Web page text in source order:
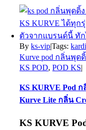
Byks-vip|Tags:
Kurve pod กลิ่นพุด
KS POD,POD KS|
KS KURVE Pod
Kurve Lite กลิ่น
KS KURVE